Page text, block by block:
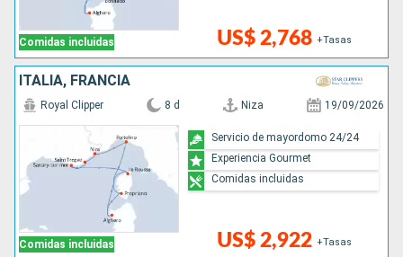
Comidas incluidas US$ 2,768 +Tasas
ITALIA, FRANCIA
Comidas incluidas
Royal Clipper 8 d Niza 19/09/2026
US$ 2,922 +Tasas
Servicio de mayordomo 24/24
Experiencia Gourmet
Comidas incluidas